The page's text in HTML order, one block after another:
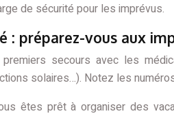
de sécurité pour les imprévus.
: préparez-vous aux
secours avec les
solaires…). Notez les
êtes prêt à organiser des